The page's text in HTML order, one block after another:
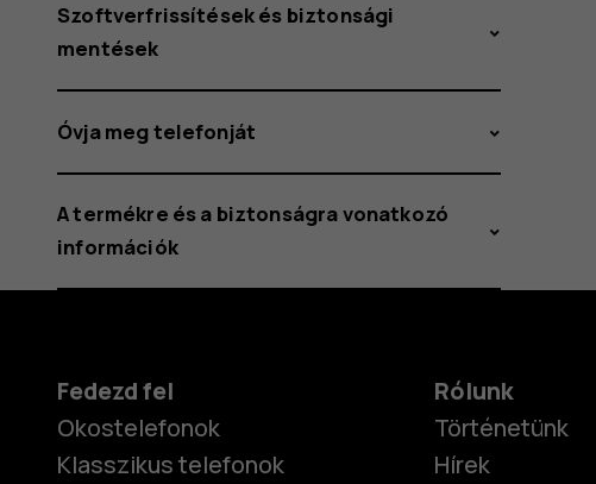
Szoftverfrissítések és biztonsági
mentések
Óvja meg telefonját
A termékre és a biztonságra vonatkozó
információk
Fedezd fel
Okostelefonok
Klasszikus telefonok
Rólunk
Történetünk
Hírek